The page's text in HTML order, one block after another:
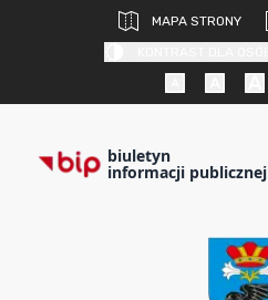
MAPA STRONY
biuletyn
informacji publicznej